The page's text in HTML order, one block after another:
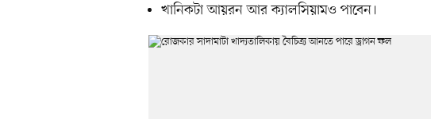
খানিকটা আয়রন আর ক্যালসিয়ামও পাবেন।